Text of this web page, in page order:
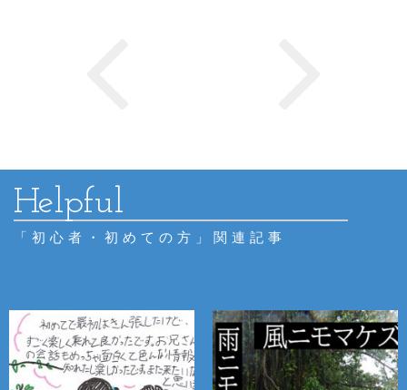
「初心者・初めての方」関連記事